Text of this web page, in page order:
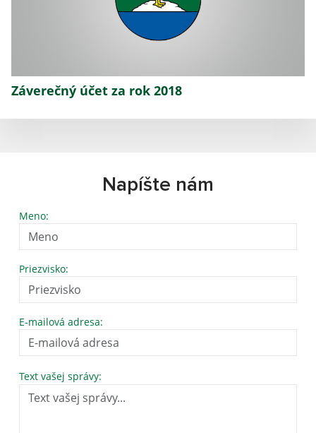
Záverečný účet za rok 2018
Napíšte nám
Meno:
Priezvisko:
E-mailová adresa:
Text vašej správy: